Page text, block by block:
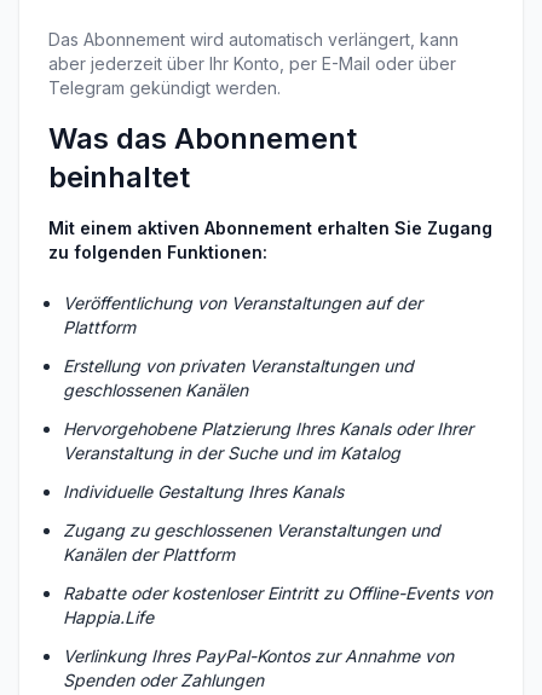
Das Abonnement wird automatisch verlängert, kann
aber jederzeit über Ihr Konto, per E-Mail oder über
Telegram gekündigt werden.
Was das Abonnement
beinhaltet
Mit einem aktiven Abonnement erhalten Sie Zugang
zu folgenden Funktionen:
Veröffentlichung von Veranstaltungen auf der
Plattform
Erstellung von privaten Veranstaltungen und
geschlossenen Kanälen
Hervorgehobene Platzierung Ihres Kanals oder Ihrer
Veranstaltung in der Suche und im Katalog
Individuelle Gestaltung Ihres Kanals
Zugang zu geschlossenen Veranstaltungen und
Kanälen der Plattform
Rabatte oder kostenloser Eintritt zu Offline-Events von
Happia.Life
Verlinkung Ihres PayPal-Kontos zur Annahme von
Spenden oder Zahlungen